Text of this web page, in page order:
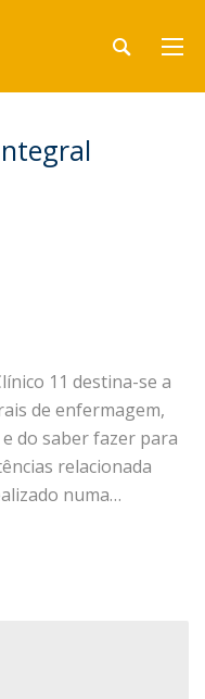
11 destina-se a
de enfermagem,
do saber fazer para
relacionada
numa